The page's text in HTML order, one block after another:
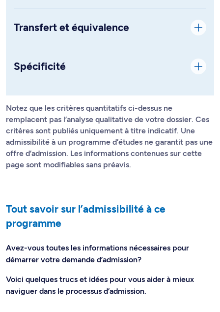
Transfert et équivalence
Spécificité
Notez que les critères quantitatifs ci-dessus ne
remplacent pas l’analyse qualitative de votre dossier. Ces
critères sont publiés uniquement à titre indicatif. Une
admissibilité à un programme d’études ne garantit pas une
offre d’admission. Les informations contenues sur cette
page sont modifiables sans préavis.
Tout savoir sur l’admissibilité à ce
programme
Avez-vous toutes les informations nécessaires pour
démarrer votre demande d’admission?
Voici quelques trucs et idées pour vous aider à mieux
naviguer dans le processus d’admission.